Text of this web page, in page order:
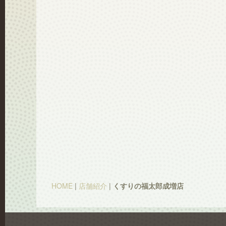
HOME | 店舗紹介 | くすりの福太郎成増店